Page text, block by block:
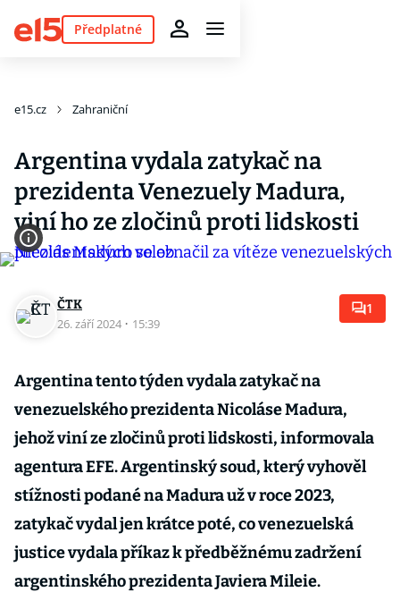
Předplatné
e15.cz Zahraniční
Argentina vydala zatykač na
prezidenta Venezuely Madura,
viní ho ze zločinů proti lidskosti
ČTK
26. září 2024 · 15:39
1
Argentina tento týden vydala zatykač na
venezuelského prezidenta Nicoláse Madura,
jehož viní ze zločinů proti lidskosti, informovala
agentura EFE. Argentinský soud, který vyhověl
stížnosti podané na Madura už v roce 2023,
zatykač vydal jen krátce poté, co venezuelská
justice vydala příkaz k předběžnému zadržení
argentinského prezidenta Javiera Mileie.